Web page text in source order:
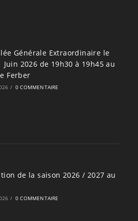
Générale Extraordinaire le
Juin 2026 de 19h30 à 19h45 au
Ferber
/ 0 COMMENTAIRE
de la saison 2026 / 2027 au
/ 0 COMMENTAIRE